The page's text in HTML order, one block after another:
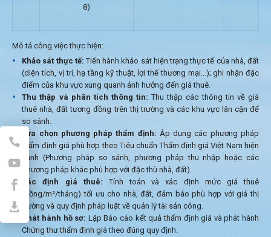
8)
Mô tả công việc thực hiện:
Khảo sát thực tế: Tiến hành khảo sát hiện trạng thực tế của nhà, đất
(diện tích, vị trí, hạ tầng kỹ thuật, lợi thế thương mại…); ghi nhận đặc
điểm của khu vực xung quanh ảnh hưởng đến giá thuê.
Thu thập và phân tích thông tin: Thu thập các thông tin về giá
thuê nhà, đất tương đồng trên thị trường và các khu vực lân cận để
so sánh.
Lựa chọn phương pháp thẩm định: Áp dụng các phương pháp
thẩm định giá phù hợp theo Tiêu chuẩn Thẩm định giá Việt Nam hiện
hành (Phương pháp so sánh, phương pháp thu nhập hoặc các
phương pháp khác phù hợp với đặc thù nhà, đất).
Xác định giá thuê: Tính toán và xác định mức giá thuê
(đồng/m²/tháng) tối ưu cho nhà, đất, đảm bảo phù hợp với giá thị
trường và quy định pháp luật về quản lý tài sản công.
Phát hành hồ sơ: Lập Báo cáo kết quả thẩm định giá và phát hành
Chứng thư thẩm định giá theo đúng quy định.